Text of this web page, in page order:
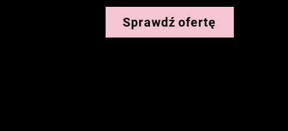
Sprawdź ofertę